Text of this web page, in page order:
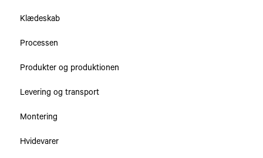
Klædeskab
Processen
Produkter og produktionen
Levering og transport
Montering
Hvidevarer